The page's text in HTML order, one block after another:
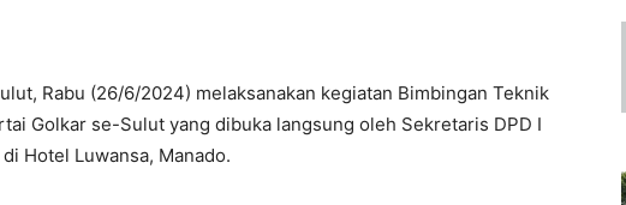
Rabu (26/6/2024) melaksanakan kegiatan Bimbingan Teknik
Golkar se-Sulut yang dibuka langsung oleh Sekretaris DPD I
Hotel Luwansa, Manado.